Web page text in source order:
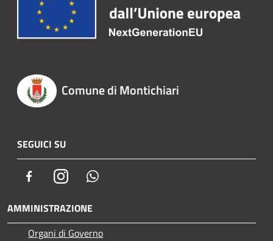
Comune di Montichiari
SEGUICI SU
FacebookInstagram
AMMINISTRAZIONE
Organi di Governo